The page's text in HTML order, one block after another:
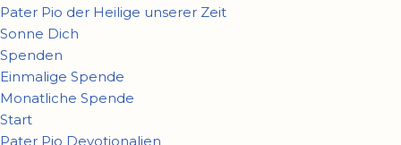
Pater Pio der Heilige unserer Zeit
Sonne Dich
Spenden
Einmalige Spende
Monatliche Spende
Start
Pater Pio Devotionalien